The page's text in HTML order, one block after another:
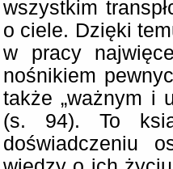
wszystkim
o ciele. Dzięki
w pracy
nośnikiem
także „ważnym i
(s. 94). To
doświadczeniu